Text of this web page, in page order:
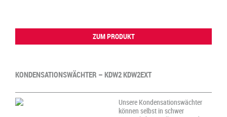
ZUM PRODUKT
KONDENSATIONSWÄCHTER – KDW2 KDW2EXT
Unsere Kondensationswächter
können selbst in schwer